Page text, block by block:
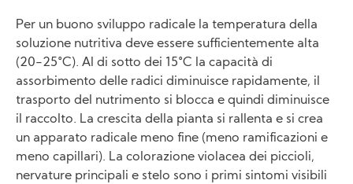
Per un buono sviluppo radicale la temperatura della
soluzione nutritiva deve essere sufficientemente alta
(20-25°C). Al di sotto dei 15°C la capacità di
assorbimento delle radici diminuisce rapidamente, il
trasporto del nutrimento si blocca e quindi diminuisce
il raccolto. La crescita della pianta si rallenta e si crea
un apparato radicale meno fine (meno ramificazioni e
meno capillari). La colorazione violacea dei piccioli,
nervature principali e stelo sono i primi sintomi visibili